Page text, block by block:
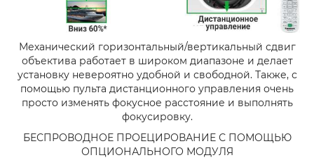
Механический горизонтальный/вертикальный сдвиг
объектива работает в широком диапазоне и делает
установку невероятно удобной и свободной. Также, с
помощью пульта дистанционного управления очень
просто изменять фокусное расстояние и выполнять
фокусировку.
БЕСПРОВОДНОЕ ПРОЕЦИРОВАНИЕ С ПОМОЩЬЮ
ОПЦИОНАЛЬНОГО МОДУЛЯ